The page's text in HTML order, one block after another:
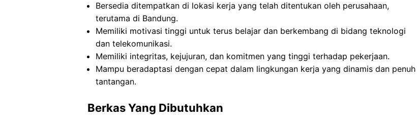
Bersedia ditempatkan di lokasi kerja yang telah ditentukan oleh perusahaan,
terutama di Bandung.
Memiliki motivasi tinggi untuk terus belajar dan berkembang di bidang teknologi
dan telekomunikasi.
Memiliki integritas, kejujuran, dan komitmen yang tinggi terhadap pekerjaan.
Mampu beradaptasi dengan cepat dalam lingkungan kerja yang dinamis dan penuh
tantangan.
Berkas Yang Dibutuhkan